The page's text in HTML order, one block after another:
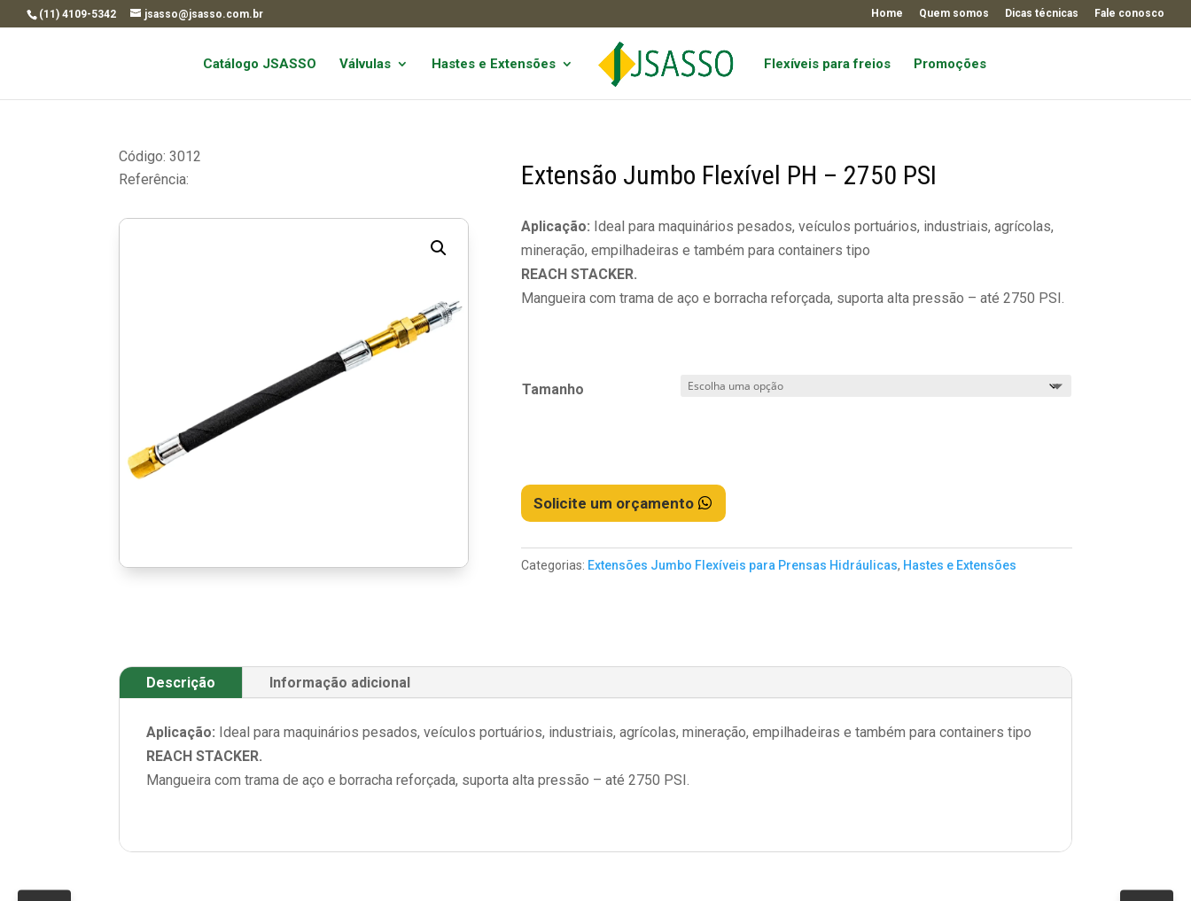
(11) 4109-5342 jsasso@jsasso.com.br Home Quem somos Dicas técnicas Fale conosco
Catálogo JSASSO Válvulas Hastes e Extensões Flexíveis para freios Promoções
Código: 3012
Referência:
Extensão Jumbo Flexível PH – 2750 PSI
Aplicação: Ideal para maquinários pesados, veículos portuários, industriais, agrícolas,
mineração, empilhadeiras e também para containers tipo
REACH STACKER.
Mangueira com trama de aço e borracha reforçada, suporta alta pressão – até 2750 PSI.
Tamanho
Solicite um orçamento
Categorias: Extensões Jumbo Flexíveis para Prensas Hidráulicas, Hastes e Extensões
Descrição Informação adicional
Aplicação: Ideal para maquinários pesados, veículos portuários, industriais, agrícolas, mineração, empilhadeiras e também para containers tipo
REACH STACKER.
Mangueira com trama de aço e borracha reforçada, suporta alta pressão – até 2750 PSI.